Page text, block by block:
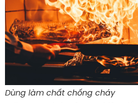
Dùng làm chất chống cháy